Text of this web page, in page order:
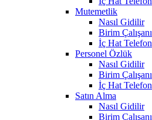
Mutemetlik
Nasıl Gidilir
Birim Çalışanı
İç Hat Telefon
Personel Özlük
Nasıl Gidilir
Birim Çalışanı
İç Hat Telefon
Satın Alma
Nasıl Gidilir
Birim Çalışanı